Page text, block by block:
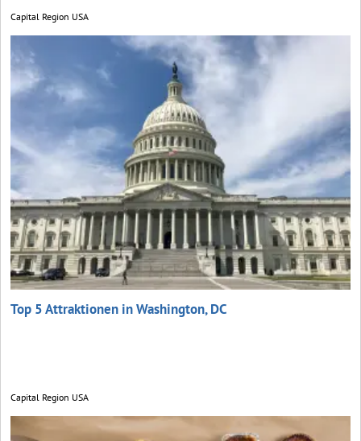
Capital Region USA
Top 5 Attraktionen in Washington, DC
Capital Region USA